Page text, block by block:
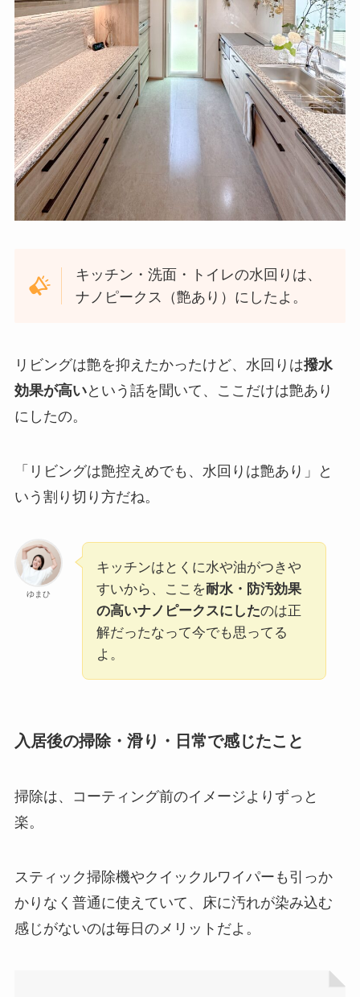
キッチン・洗面・トイレの水回りは、
ナノピークス（艶あり）にしたよ。
リビングは艶を抑えたかったけど、水回りは撥水
効果が高いという話を聞いて、ここだけは艶あり
にしたの。
「リビングは艶控えめでも、水回りは艶あり」と
いう割り切り方だね。
ゆまひ
キッチンはとくに水や油がつきや
すいから、ここを耐水・防汚効果
の高いナノピークスにしたのは正
解だったなって今でも思ってる
よ。
入居後の掃除・滑り・日常で感じたこと
掃除は、コーティング前のイメージよりずっと
楽。
スティック掃除機やクイックルワイパーも引っか
かりなく普通に使えていて、床に汚れが染み込む
感じがないのは毎日のメリットだよ。